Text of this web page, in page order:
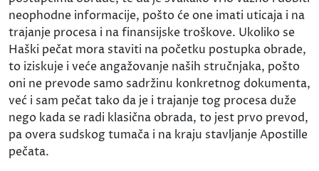
neophodne informacije, pošto će one imati uticaja i na
trajanje procesa i na finansijske troškove. Ukoliko se
Haški pečat mora staviti na početku postupka obrade,
to iziskuje i veće angažovanje naših stručnjaka, pošto
oni ne prevode samo sadržinu konkretnog dokumenta,
već i sam pečat tako da je i trajanje tog procesa duže
nego kada se radi klasična obrada, to jest prvo prevod,
pa overa sudskog tumača i na kraju stavljanje Apostille
pečata.